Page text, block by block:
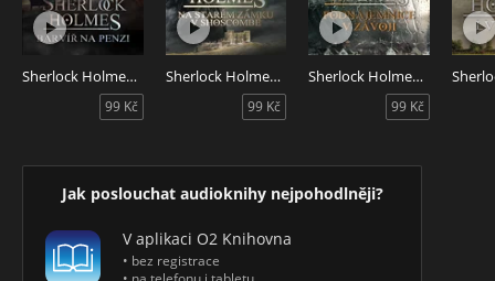
Sherlock Holmes: Barvíř na penzi
99 Kč
Sherlock Holmes: Na starém zámku v Shoscombe
99 Kč
Sherlock Holmes: Podnájemnice v závoji
99 Kč
Jak poslouchat audioknihy nejpohodlněji?
V aplikaci O2 Knihovna
• bez registrace